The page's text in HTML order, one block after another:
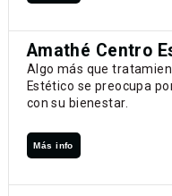
Amathé Centro
Algo más que
Estético se preocupa
con su bienestar.
Más info